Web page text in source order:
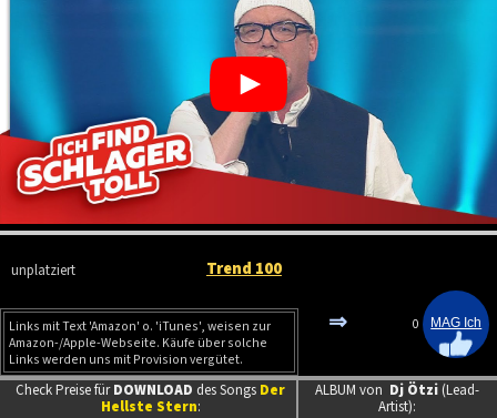
unplatziert Trend 100
Links mit Text 'Amazon' o. 'iTunes', weisen zur
Amazon-/Apple-Webseite. Käufe über solche
Links werden uns mit Provision vergütet.
⇒ 0
Check Preise fürDOWNLOAD des Songs Der
Hellste Stern:
ALBUM von Dj Ötzi (Lead-
Artist):